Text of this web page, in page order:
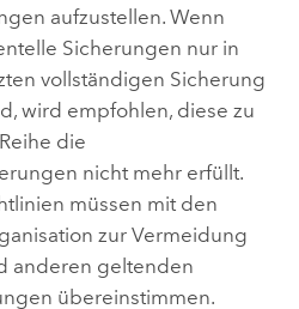
aufzustellen. Wenn
Sicherungen nur in
vollständigen Sicherung
wird empfohlen, diese zu
die
nicht mehr erfüllt.
müssen mit den
zur Vermeidung
anderen geltenden
übereinstimmen.